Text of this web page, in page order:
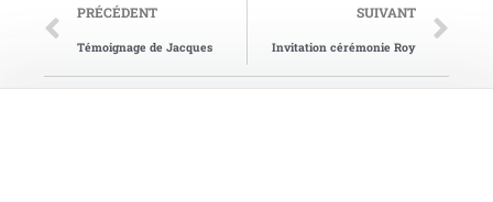
PRÉCÉDENT
Témoignage de Jacques
SUIVANT
Invitation cérémonie Roy